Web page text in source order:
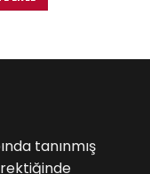
tanınmış